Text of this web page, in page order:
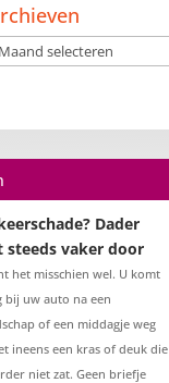
is nog steeds in
Misschien denkt u na
Dader
steeds vaker door
het misschien wel. U komt
bij uw auto na een
of een middagje weg
ineens een kras of deuk die
niet zat. Geen briefje